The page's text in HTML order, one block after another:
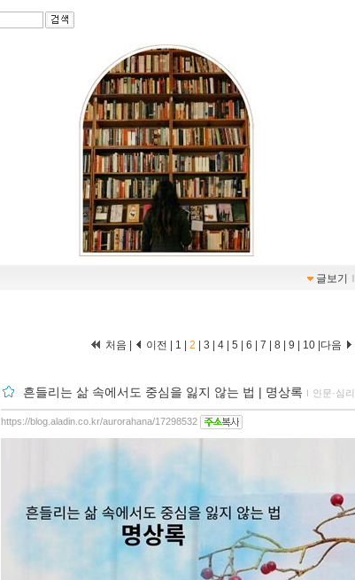
글보기 ｌ
처음 이전 1 2 3 4 5 6 7 8 9 10 다음
흔들리는 삶 속에서도 중심을 잃지 않는 법 | 명상록 ｌ 인문·심리
https://blog.aladin.co.kr/aurorahana/17298532